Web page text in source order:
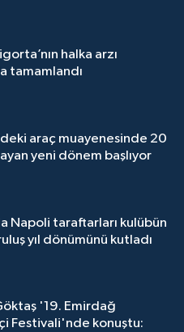
halka arzı
tamamlandı
araç muayenesinde 20
yeni dönem başlıyor
Napoli taraftarları kulübün
yıl dönümünü kutladı
'19. Emirdağ
Festivali'nde konuştu: